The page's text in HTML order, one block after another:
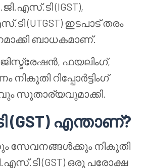
(IGST),
(UTGST) ഇടപാട് തരം
ബാധകമാണ്.
ഫയലിംഗ്,
റിപ്പോർട്ടിംഗ്
സുതാര്യവുമാക്കി.
(GST) എന്താണ്?
സേവനങ്ങൾക്കും നികുതി
(GST) ഒരു പരോക്ഷ